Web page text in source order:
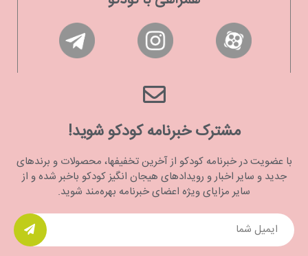
مشترک خبرنامه کودکو شوید!
با عضویت در خبرنامه کودکو از آخرین تخفیفها، محصولات و برندهای
جدید و سایر اخبار و رویدادهای هیجان انگیز کودکو باخبر شده و از
سایر مزایای ویژه اعضای خبرنامه بهره‌مند شوید.